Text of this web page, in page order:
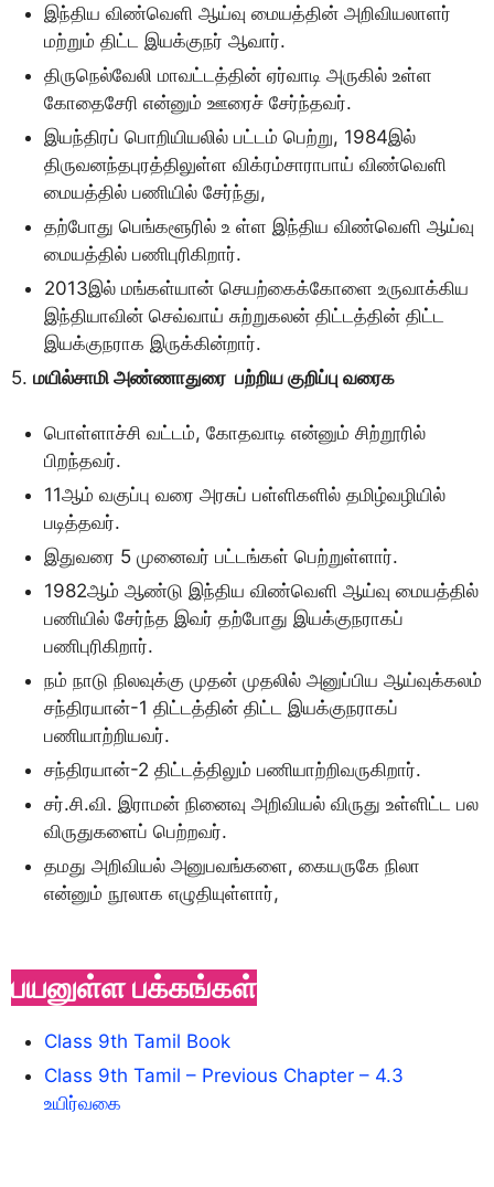
இந்திய விண்வெளி ஆய்வு மையத்தின் அறிவியலாளர்
மற்றும் திட்ட இயக்குநர் ஆவார்.
திருநெல்வேலி மாவட்டத்தின் ஏர்வாடி அருகில் உள்ள
கோதைசேரி என்னும் ஊரைச் சேர்ந்தவர்.
இயந்திரப் பொறியியலில் பட்டம் பெற்று, 1984இல்
திருவனந்தபுரத்திலுள்ள விக்ரம்சாராபாய் விண்வெளி
மையத்தில் பணியில் சேர்ந்து,
தற்போது பெங்களூரில் உ ள்ள இந்திய விண்வெளி ஆய்வு
மையத்தில் பணிபுரிகிறார்.
2013இல் மங்கள்யான் செயற்கைக்கோளை உருவாக்கிய
இந்தியாவின் செவ்வாய் சுற்றுகலன் திட்டத்தின் திட்ட
இயக்குநராக இருக்கின்றார்.
5. மயில்சாமி அண்ணாதுரை பற்றிய குறிப்பு வரைக
பொள்ளாச்சி வட்டம், கோதவாடி என்னும் சிற்றூரில்
பிறந்தவர்.
11ஆம் வகுப்பு வரை அரசுப் பள்ளிகளில் தமிழ்வழியில்
படித்தவர்.
இதுவரை 5 முனைவர் பட்டங்கள் பெற்றுள்ளார்.
1982ஆம் ஆண்டு இந்திய விண்வெளி ஆய்வு மையத்தில்
பணியில் சேர்ந்த இவர் தற்போது இயக்குநராகப்
பணிபுரிகிறார்.
நம் நாடு நிலவுக்கு முதன் முதலில் அனுப்பிய ஆய்வுக்கலம்
சந்திரயான்-1 திட்டத்தின் திட்ட இயக்குநராகப்
பணியாற்றியவர்.
சந்திரயான்-2 திட்டத்திலும் பணியாற்றிவருகிறார்.
சர்.சி.வி. இராமன் நினைவு அறிவியல் விருது உள்ளிட்ட பல
விருதுகளைப் பெற்றவர்.
தமது அறிவியல் அனுபவங்களை, கையருகே நிலா
என்னும் நூலாக எழுதியுள்ளார்,
பயனுள்ள பக்கங்கள்
Class 9th Tamil Book
Class 9th Tamil – Previous Chapter – 4.3
உயிர்வகை